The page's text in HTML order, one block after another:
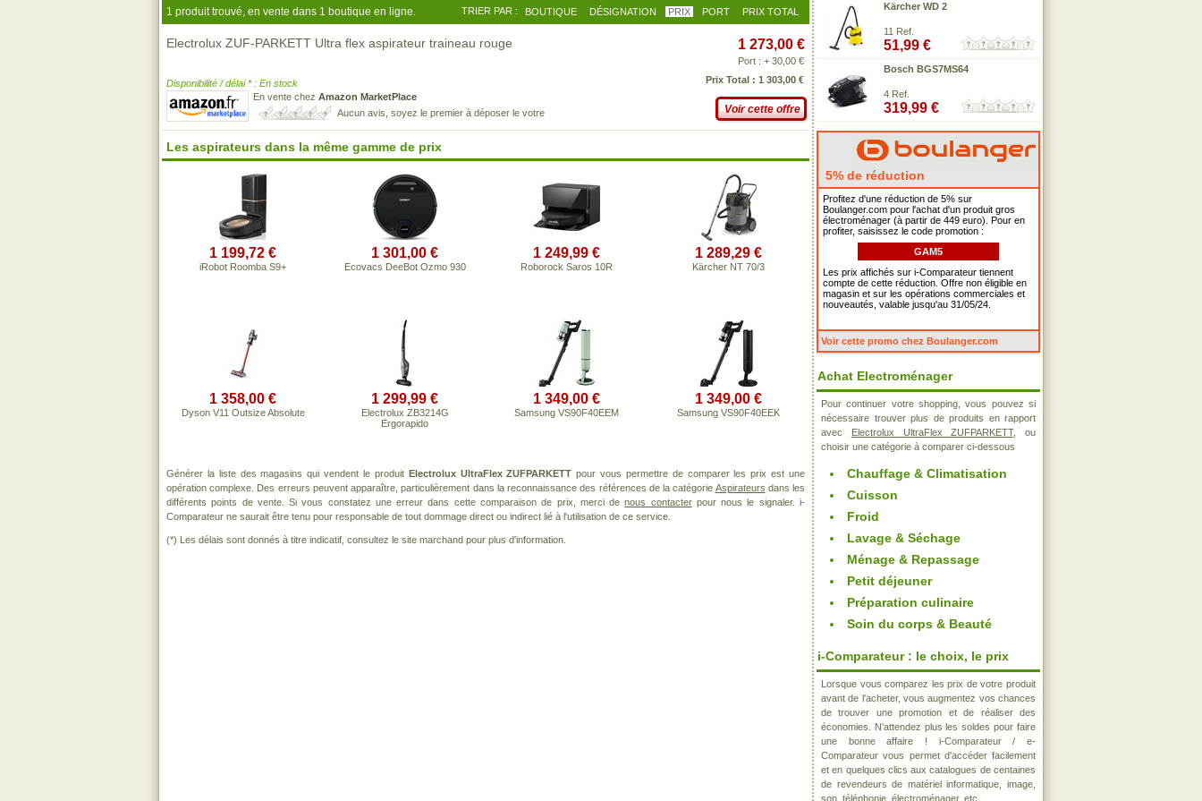
1 produit trouvé, en vente dans 1 boutique en ligne. TRIER PAR : BOUTIQUE DÉSIGNATION PRIX PORT PRIX TOTAL
Electrolux ZUF-PARKETT Ultra flex aspirateur traineau rouge
Disponibilité / délai * : En stock
En vente chez Amazon MarketPlace
Aucun avis, soyez le premier à déposer le votre
1 273,00 €
Port : + 30,00 €
Prix Total : 1 303,00 €
Voir cette offre
Les aspirateurs dans la même gamme de prix
1 199,72 €
iRobot Roomba S9+
1 301,00 €
Ecovacs DeeBot Ozmo 930
1 249,99 €
Roborock Saros 10R
1 289,29 €
Kärcher NT 70/3
1 358,00 €
Dyson V11 Outsize Absolute
1 299,99 €
Electrolux ZB3214G
Ergorapido
1 349,00 €
Samsung VS90F40EEM
1 349,00 €
Samsung VS90F40EEK
Générer la liste des magasins qui vendent le produit Electrolux UltraFlex ZUFPARKETT pour vous permettre de comparer les prix est une
opération complexe. Des erreurs peuvent apparaître, particulièrement dans la reconnaissance des références de la catégorie Aspirateurs dans les
différents points de vente. Si vous constatez une erreur dans cette comparaison de prix, merci denous contacterpour nous le signaler. i-
Comparateur ne saurait être tenu pour responsable de tout dommage direct ou indirect lié à l'utilisation de ce service.
(*) Les délais sont donnés à titre indicatif, consultez le site marchand pour plus d'information.
Kärcher WD 2
11 Ref.
51,99 €
Bosch BGS7MS64
4 Ref.
319,99 €
5% de réduction
Profitez d'une réduction de 5% sur
Boulanger.com pour l'achat d'un produit gros
électroménager (à partir de 449 euro). Pour en
profiter, saisissez le code promotion :
GAM5
Les prix affichés sur i-Comparateur tiennent
compte de cette réduction. Offre non éligible en
magasin et sur les opérations commerciales et
nouveautés, valable jusqu'au 31/05/24.
Voir cette promo chez Boulanger.com
Achat Electroménager
Pour continuer votre shopping, vous pouvez si
nécessaire trouver plus de produits en rapport
avec
Electrolux UltraFlex ZUFPARKETT, ou
choisir une catégorie à comparer ci-dessous
Chauffage & Climatisation
Cuisson
Froid
Lavage & Séchage
Ménage & Repassage
Petit déjeuner
Préparation culinaire
Soin du corps & Beauté
i-Comparateur : le choix, le prix
Lorsque vous comparez les prix de votre produit
avant de l'acheter, vous augmentez vos chances
de trouver une promotion et de réaliser des
économies. N'attendez plus les soldes pour faire
une bonne affaire ! i-Comparateur / e-
Comparateur vous permet d'accéder facilement
et en quelques clics aux catalogues de centaines
de revendeurs de matériel informatique, image,
son, téléphonie, électroménager, etc..